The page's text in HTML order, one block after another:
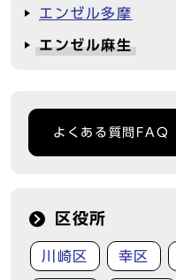
エンゼル多摩
エンゼル麻生
よくある質問FAQ
区役所
川崎区 幸区